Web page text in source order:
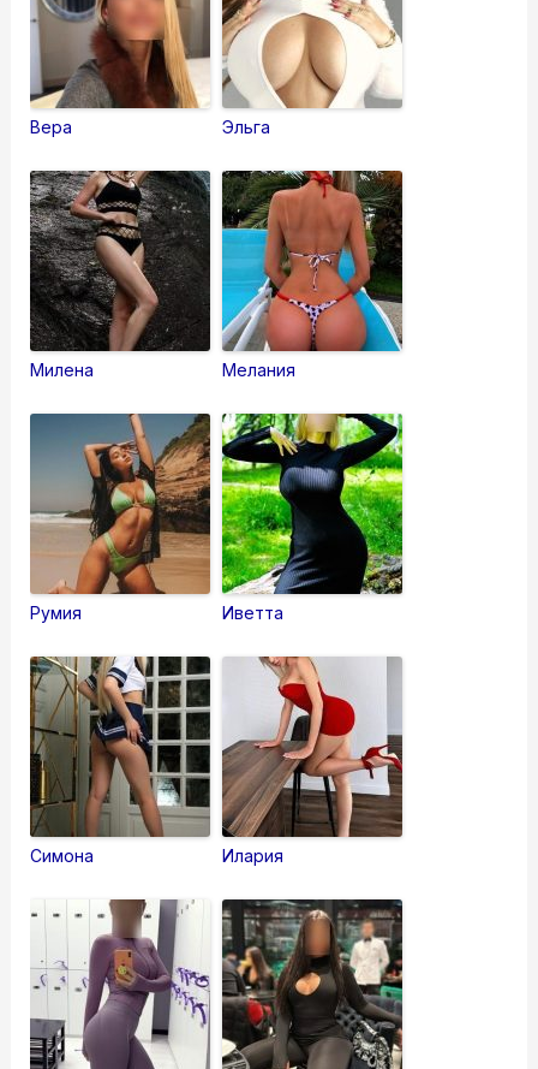
Вера Эльга
Милена Мелания
Румия Иветта
Симона Илария